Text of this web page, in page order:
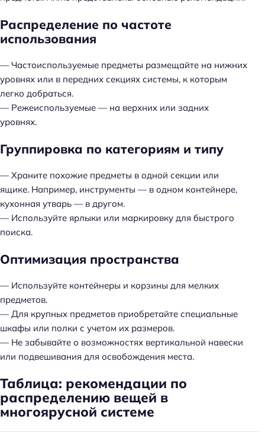
Распределение по частоте
использования
— Частоиспользуемые предметы размещайте на нижних
уровнях или в передних секциях системы, к которым
легко добраться.
— Режеиспользуемые — на верхних или задних
уровнях.
Группировка по категориям и типу
— Храните похожие предметы в одной секции или
ящике. Например, инструменты — в одном контейнере,
кухонная утварь — в другом.
— Используйте ярлыки или маркировку для быстрого
поиска.
Оптимизация пространства
— Используйте контейнеры и корзины для мелких
предметов.
— Для крупных предметов приобретайте специальные
шкафы или полки с учетом их размеров.
— Не забывайте о возможностях вертикальной навески
или подвешивания для освобождения места.
Таблица: рекомендации по
распределению вещей в
многоярусной системе